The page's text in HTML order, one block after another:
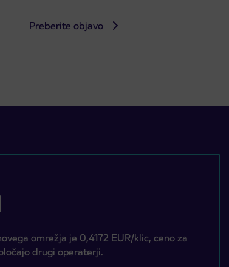
Preberite objavo
omrežja je 0,4172 EUR/klic, ceno za
drugi operaterji.